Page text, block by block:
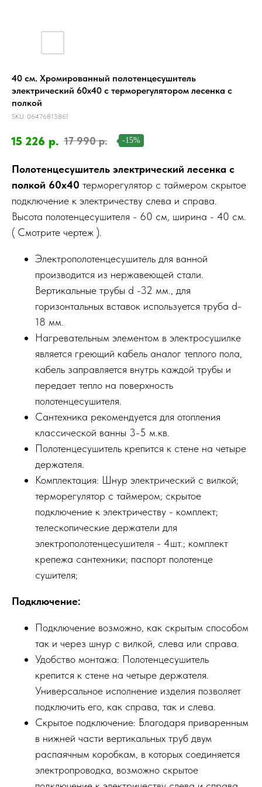
40 см. Хромированный полотенцесушитель
электрический 60х40 с терморегулятором лесенка с
полкой
SKU: 06476815861
15 226 р. 17 990 р. -15%
Полотенцесушитель электрический лесенка с
полкой 60х40 терморегулятор с таймером скрытое
подключение к электричеству слева и справа.
Высота полотенцесушителя - 60 см, ширина - 40 см.
( Смотрите чертеж ).
Электрополотенцесушитель для ванной
производится из нержавеющей стали.
Вертикальные трубы d -32 мм., для
горизонтальных вставок используется труба d-
18 мм.
Нагревательным элементом в электросушилке
является греющий кабель аналог теплого пола,
кабель заправляется внутрь каждой трубы и
передает тепло на поверхность
полотенцесушителя.
Сантехника рекомендуется для отопления
классической ванны 3-5 м.кв.
Полотенцесушитель крепится к стене на четыре
держателя.
Комплектация: Шнур электрический с вилкой;
терморегулятор с таймером; скрытое
подключение к электричеству - комплект;
телескопические держатели для
электрополотенцесушителя - 4шт.; комплект
крепежа сантехники; паспорт полотенце
сушителя;
Подключение:
Подключение возможно, как скрытым способом
так и через шнур с вилкой, слева или справа.
Удобство монтажа: Полотенцесушитель
крепится к стене на четыре держателя.
Универсальное исполнение изделия позволяет
подключить его, как справа, так и слева.
Скрытое подключение: Благодаря приваренным
в нижней части вертикальных труб двум
распаячным коробкам, в которых соединяется
электропроводка, возможно скрытое